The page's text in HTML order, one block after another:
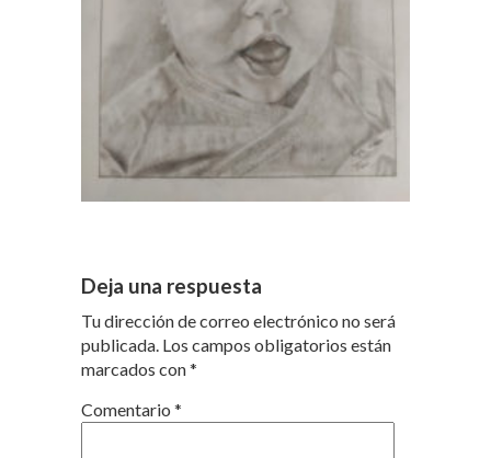
Deja una respuesta
Tu dirección de correo electrónico no será
publicada. Los campos obligatorios están
marcados con*
Comentario *